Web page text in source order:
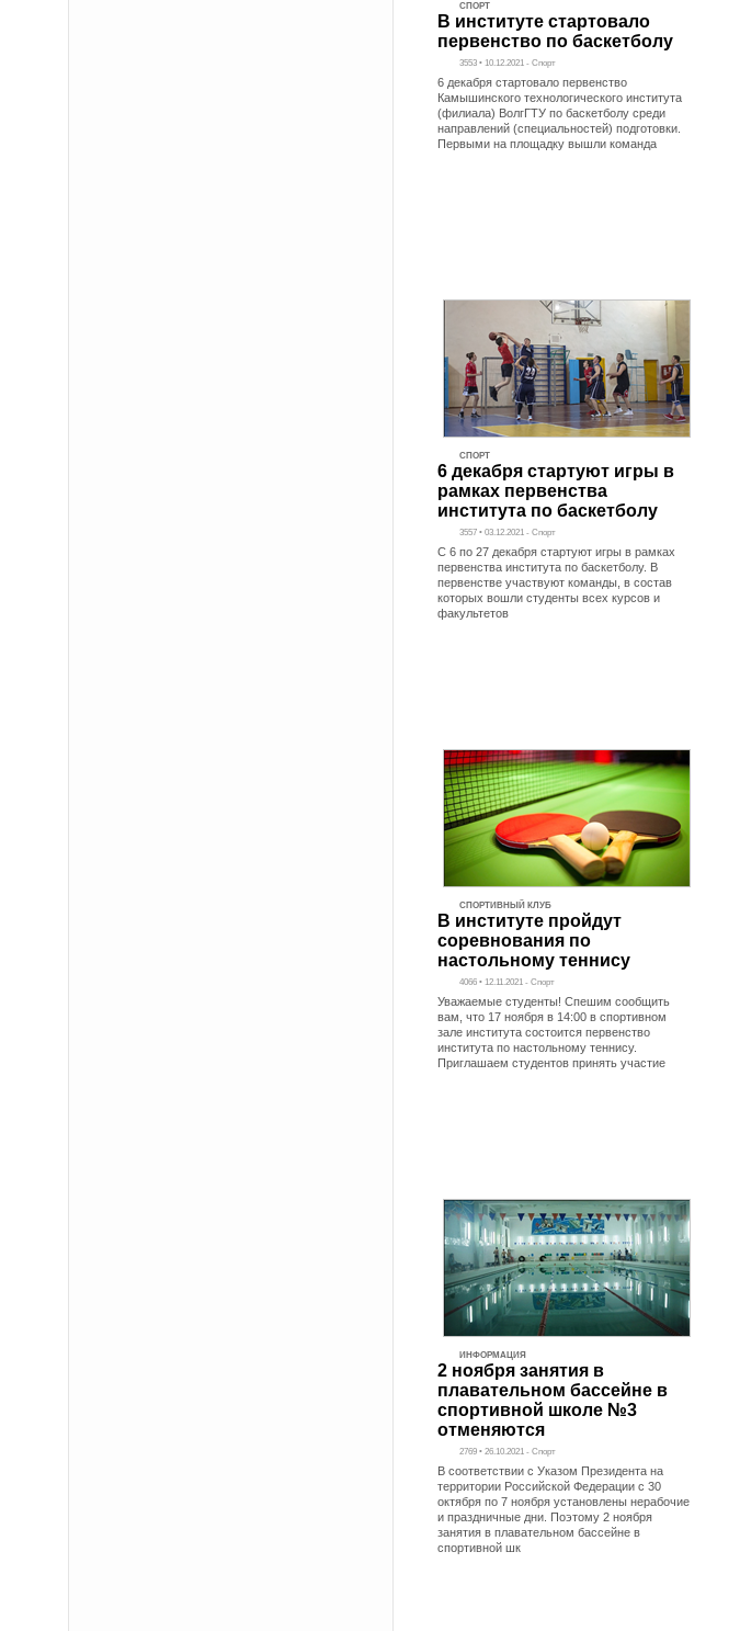
СПОРТ
В институте стартовало
первенство по баскетболу
3553 • 10.12.2021 - Спорт
6 декабря стартовало первенство
Камышинского технологического института
(филиала) ВолгГТУ по баскетболу среди
направлений (специальностей) подготовки.
Первыми на площадку вышли команда
СПОРТ
6 декабря стартуют игры в
рамках первенства
института по баскетболу
3557 • 03.12.2021 - Спорт
C 6 по 27 декабря стартуют игры в рамках
первенства института по баскетболу. В
первенстве участвуют команды, в состав
которых вошли студенты всех курсов и
факультетов
СПОРТИВНЫЙ КЛУБ
В институте пройдут
соревнования по
настольному теннису
4066 • 12.11.2021 - Спорт
Уважаемые студенты! Спешим сообщить
вам, что 17 ноября в 14:00 в спортивном
зале института состоится первенство
института по настольному теннису.
Приглашаем студентов принять участие
ИНФОРМАЦИЯ
2 ноября занятия в
плавательном бассейне в
спортивной школе №3
отменяются
2769 • 26.10.2021 - Спорт
В соответствии с Указом Президента на
территории Российской Федерации с 30
октября по 7 ноября установлены нерабочие
и праздничные дни. Поэтому 2 ноября
занятия в плавательном бассейне в
спортивной шк